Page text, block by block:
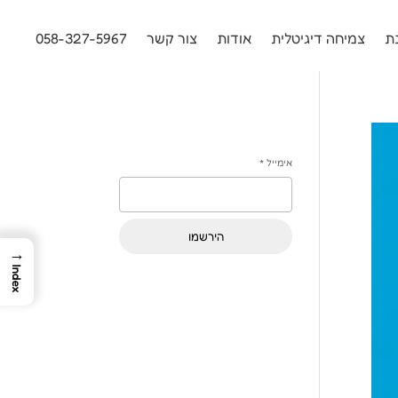
צמיחה דיגיטלית אודות צור קשר 058-327-5967
אימייל*
הירשמו
→
Index